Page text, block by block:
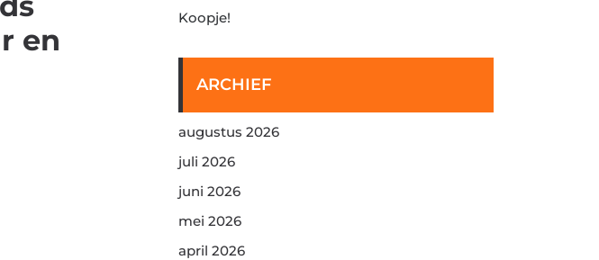
en
Koopje!
ARCHIEF
augustus 2026
juli 2026
juni 2026
mei 2026
april 2026